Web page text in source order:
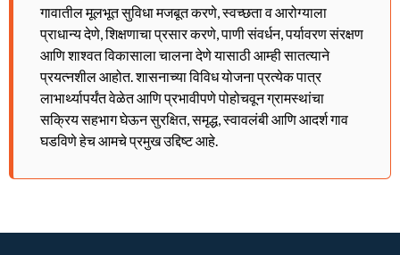
गावातील मूलभूत सुविधा मजबूत करणे, स्वच्छता व आरोग्याला
प्राधान्य देणे, शिक्षणाचा प्रसार करणे, पाणी संवर्धन, पर्यावरण संरक्षण
आणि शाश्वत विकासाला चालना देणे यासाठी आम्ही सातत्याने
प्रयत्नशील आहोत. शासनाच्या विविध योजना प्रत्येक पात्र
लाभार्थ्यापर्यंत वेळेत आणि प्रभावीपणे पोहोचवून ग्रामस्थांचा
सक्रिय सहभाग घेऊन सुरक्षित, समृद्ध, स्वावलंबी आणि आदर्श गाव
घडविणे हेच आमचे प्रमुख उद्दिष्ट आहे.